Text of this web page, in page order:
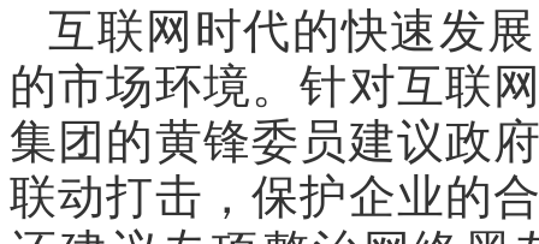
互联网时代的快速发
的市场环境。针对互联
集团的黄锋委员建议政
联动打击，保护企业的